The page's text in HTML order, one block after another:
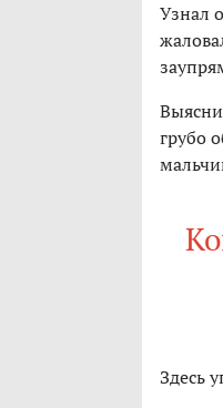
Узнал
грубо
Здесь